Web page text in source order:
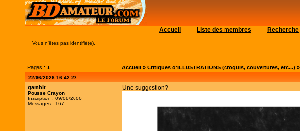
Accueil Liste des membres Recherche
Vous n'êtes pas identifié(e).
Pages : 1 Accueil » Critiques d'ILLUSTRATIONS (croquis, couvertures, etc...) »
22/06/2026 16:42:22
gambit
Pousse Crayon
Inscription : 09/08/2006
Messages : 167
Une suggestion?